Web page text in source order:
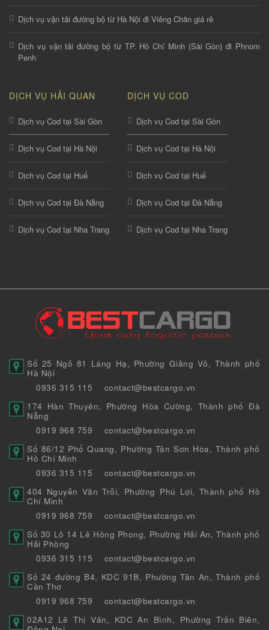
Dịch vụ vận tải đường bộ từ Hà Nội đi Viêng Chăn giá rẻ
Dịch vụ vận tải đường bộ từ TP. Hồ Chí Minh (Sài Gòn) đi Phnom
Penh
DỊCH VỤ HẢI QUAN
Dịch vụ Cod tại Sài Gòn
Dịch vụ Cod tại Hà Nội
Dịch vụ Cod tại Huế
Dịch vụ Cod tại Đà Nẵng
Dịch vụ Cod tại Nha Trang
DỊCH VỤ COD
Dịch vụ Cod tại Sài Gòn
Dịch vụ Cod tại Hà Nội
Dịch vụ Cod tại Huế
Dịch vụ Cod tại Đà Nẵng
Dịch vụ Cod tại Nha Trang
Số 25 Ngõ 81 Láng Hạ, Phường Giảng Võ, Thành phố
Hà Nội
0936 315 115
contact@bestcargo.vn
174 Hàn Thuyên, Phường Hòa Cường, Thành phố Đà
Nẵng
0919 968 759
contact@bestcargo.vn
Số 86/12 Phổ Quang, Phường Tân Sơn Hòa, Thành phố
Hồ Chí Minh
0936 315 115
contact@bestcargo.vn
404 Nguyễn Văn Trỗi, Phường Phú Lợi, Thành phố Hồ
Chí Minh
0919 968 759
contact@bestcargo.vn
Số 30 Lô 14 Lê Hồng Phong, Phường Hải An, Thành phố
Hải Phòng
0936 315 115
contact@bestcargo.vn
Số 24 đường B4, KDC 91B, Phường Tân An, Thành phố
Cần Thơ
0919 968 759
contact@bestcargo.vn
02A12 Lê Thị Vân, KDC An Bình, Phường Trấn Biên,